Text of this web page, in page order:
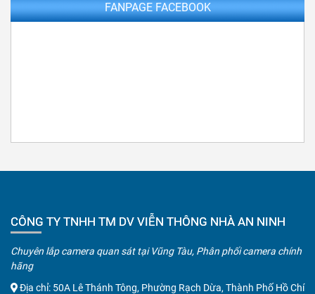
FANPAGE FACEBOOK
CÔNG TY TNHH TM DV VIỄN THÔNG NHÀ AN NINH
Chuyên lắp camera quan sát tại Vũng Tàu, Phân phối camera chính
hãng
Địa chỉ: 50A Lê Thánh Tông, Phường Rạch Dừa, Thành Phố Hồ Chí